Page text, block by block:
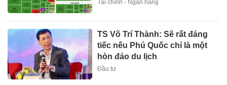
Tài chính - Ngân hàng
TS Võ Trí Thành: Sẽ rất đáng
tiếc nếu Phú Quốc chỉ là một
hòn đảo du lịch
Đầu tư